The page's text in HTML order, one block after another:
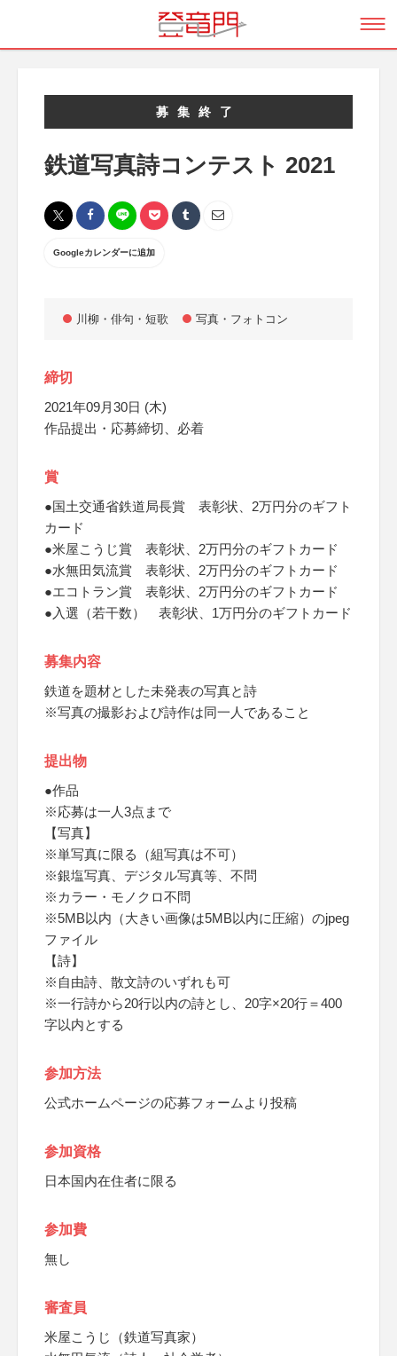
募集終了
鉄道写真詩コンテスト 2021
Googleカレンダーに追加
川柳・俳句・短歌 写真・フォトコン
締切
2021年09月30日 (木)
作品提出・応募締切、必着
賞
●国土交通省鉄道局長賞 表彰状、2万円分のギフト
カード
●米屋こうじ賞 表彰状、2万円分のギフトカード
●水無田気流賞 表彰状、2万円分のギフトカード
●エコトラン賞 表彰状、2万円分のギフトカード
●入選（若干数） 表彰状、1万円分のギフトカード
募集内容
鉄道を題材とした未発表の写真と詩
※写真の撮影および詩作は同一人であること
提出物
●作品
※応募は一人3点まで
【写真】
※単写真に限る（組写真は不可）
※銀塩写真、デジタル写真等、不問
※カラー・モノクロ不問
※5MB以内（大きい画像は5MB以内に圧縮）のjpeg
ファイル
【詩】
※自由詩、散文詩のいずれも可
※一行詩から20行以内の詩とし、20字×20行＝400
字以内とする
参加方法
公式ホームページの応募フォームより投稿
参加資格
日本国内在住者に限る
参加費
無し
審査員
米屋こうじ（鉄道写真家）